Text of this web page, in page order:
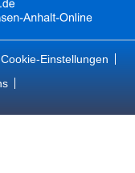
Cookie-Einstellungen